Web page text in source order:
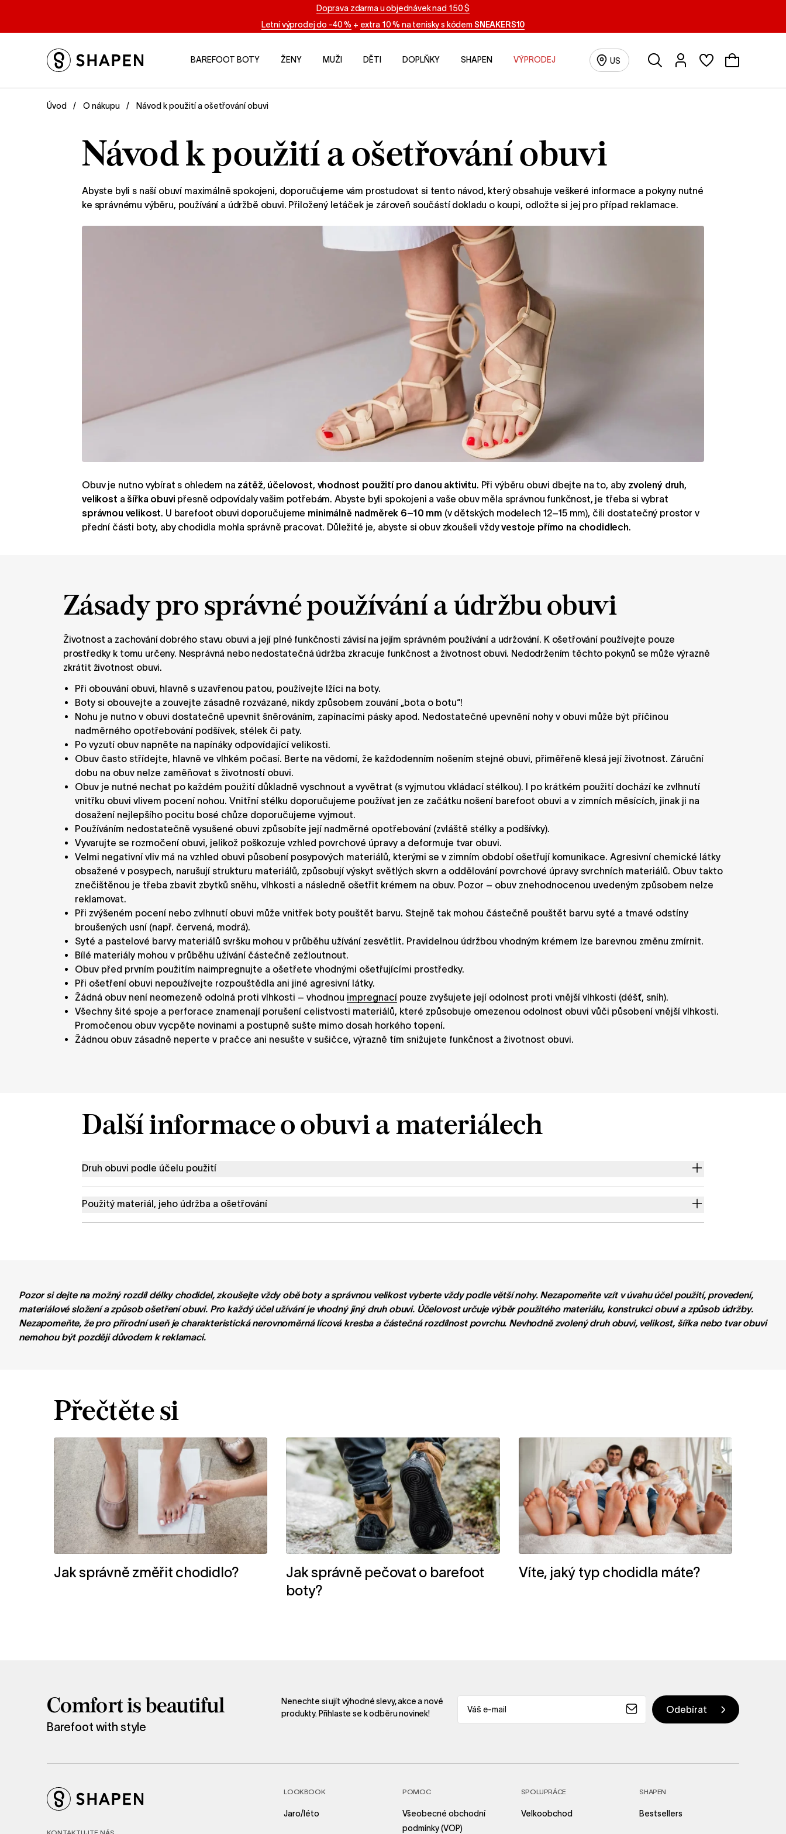
Doprava zdarma u objednávek nad 150 $
Letní výprodej do -40 % + extra 10 % na tenisky s kódemSNEAKERS10
BAREFOOT BOTY ŽENY MUŽI DĚTI DOPLŇKY SHAPEN VÝPRODEJ US VyhledáváníPřihlásit se/Registrovat
Úvod O nákupu Návod k použití a ošetřování obuvi
Návod k použití a ošetřování obuvi
Abyste byli s naší obuví maximálně spokojeni, doporučujeme vám prostudovat si tento návod, který obsahuje veškeré informace a pokyny nutné
ke správnému výběru, používání a údržbě obuvi. Přiložený letáček je zároveň součástí dokladu o koupi, odložte si jej pro případ reklamace.
Obuv je nutno vybírat s ohledem na zátěž účelovost vhodnost použití pro danou aktivitu. Při výběru obuvi dbejte na to, aby zvolený druh
velikost ašířka obuvi přesně odpovídaly vašim potřebám. Abyste byli spokojeni a vaše obuv měla správnou funkčnost, je třeba si vybrat
správnou velikost. U barefoot obuvi doporučujeme minimálně nadměrek 6–10 mm (v dětských modelech 12–15 mm), čili dostatečný prostor v
přední části boty, aby chodidla mohla správně pracovat. Důležité je, abyste si obuv zkoušeli vždyvestoje přímo na chodidlech.
Zásady pro správné používání a údržbu obuvi
Životnost a zachování dobrého stavu obuvi a její plné funkčnosti závisí na jejím správném používání a udržování. K ošetřování používejte pouze
prostředky k tomu určeny. Nesprávná nebo nedostatečná údržba zkracuje funkčnost a životnost obuvi. Nedodržením těchto pokynů se může výrazně
zkrátit životnost obuvi.
Při obouvání obuvi, hlavně s uzavřenou patou, používejte lžíci na boty.
Boty si obouvejte a zouvejte zásadně rozvázané, nikdy způsobem zouvání „bota o botu“!
Nohu je nutno v obuvi dostatečně upevnit šněrováním, zapínacími pásky apod. Nedostatečné upevnění nohy v obuvi může být příčinou
nadměrného opotřebování podšívek, stélek či paty.
Po vyzutí obuv napněte na napínáky odpovídající velikosti.
Obuv často střídejte, hlavně ve vlhkém počasí. Berte na vědomí, že každodenním nošením stejné obuvi, přiměřeně klesá její životnost. Záruční
dobu na obuv nelze zaměňovat s životností obuvi.
Obuv je nutné nechat po každém použití důkladně vyschnout a vyvětrat (s vyjmutou vkládací stélkou). I po krátkém použití dochází ke zvlhnutí
vnitřku obuvi vlivem pocení nohou. Vnitřní stélku doporučujeme používat jen ze začátku nošení barefoot obuvi a v zimních měsících, jinak ji na
dosažení nejlepšího pocitu bosé chůze doporučujeme vyjmout.
Používáním nedostatečně vysušené obuvi způsobíte její nadměrné opotřebování (zvláště stélky a podšívky).
Vyvarujte se rozmočení obuvi, jelikož poškozuje vzhled povrchové úpravy a deformuje tvar obuvi.
Velmi negativní vliv má na vzhled obuvi působení posypových materiálů, kterými se v zimním období ošetřují komunikace. Agresivní chemické látky
obsažené v posypech, narušují strukturu materiálů, způsobují výskyt světlých skvrn a oddělování povrchové úpravy svrchních materiálů. Obuv takto
znečištěnou je třeba zbavit zbytků sněhu, vlhkosti a následně ošetřit krémem na obuv. Pozor – obuv znehodnocenou uvedeným způsobem nelze
reklamovat.
Při zvýšeném pocení nebo zvlhnutí obuvi může vnitřek boty pouštět barvu. Stejně tak mohou částečně pouštět barvu syté a tmavé odstíny
broušených usní (např. červená, modrá).
Syté a pastelové barvy materiálů svršku mohou v průběhu užívání zesvětlit. Pravidelnou údržbou vhodným krémem lze barevnou změnu zmírnit.
Bílé materiály mohou v průběhu užívání částečně zežloutnout.
Obuv před prvním použitím naimpregnujte a ošetřete vhodnými ošetřujícími prostředky.
Při ošetření obuvi nepoužívejte rozpouštědla ani jiné agresivní látky.
Žádná obuv není neomezeně odolná proti vlhkosti – vhodnou impregnacípouze zvyšujete její odolnost proti vnější vlhkosti (déšť, sníh).
Všechny šité spoje a perforace znamenají porušení celistvosti materiálů, které způsobuje omezenou odolnost obuvi vůči působení vnější vlhkosti.
Promočenou obuv vycpěte novinami a postupně sušte mimo dosah horkého topení.
Žádnou obuv zásadně neperte v pračce ani nesušte v sušičce, výrazně tím snižujete funkčnost a životnost obuvi.
Další informace o obuvi a materiálech
Druh obuvi podle účelu použití
Použitý materiál, jeho údržba a ošetřování
Pozor si dejte na možný rozdíl délky chodidel, zkoušejte vždy obě boty a správnou velikost vyberte vždy podle větší nohy. Nezapomeňte vzít v úvahu účel použití, provedení,
materiálové složení a způsob ošetření obuvi. Pro každý účel užívání je vhodný jiný druh obuvi. Účelovost určuje výběr použitého materiálu, konstrukci obuvi a způsob údržby.
Nezapomeňte, že pro přírodní useň je charakteristická nerovnoměrná lícová kresba a částečná rozdílnost povrchu. Nevhodně zvolený druh obuvi, velikost, šířka nebo tvar obuvi
nemohou být později důvodem k reklamaci.
Přečtěte si
Jak správně změřit chodidlo?
​Jak správně pečovat o barefoot
boty?
Víte, jaký typ chodidla máte?
Comfort is beautiful
Barefoot with style
Nenechte si ujít výhodné slevy, akce a nové
produkty. Přihlaste se k odběru novinek!
KONTAKTUJTE NÁS
LOOKBOOK
Jaro/léto
POMOC
Všeobecné obchodní
podmínky (VOP)
SPOLUPRÁCE
Velkoobchod
SHAPEN
Bestsellers